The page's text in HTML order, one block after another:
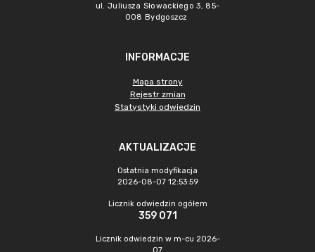
ul. Juliusza Słowackiego 3, 85-
008 Bydgoszcz
INFORMACJE
Mapa strony
Rejestr zmian
Statystyki odwiedzin
AKTUALIZACJE
Ostatnia modyfikacja
2026-08-07 12:53:59
Licznik odwiedzin ogółem
359 071
Licznik odwiedzin w m-cu 2026-